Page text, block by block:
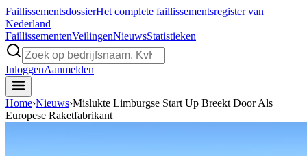
FaillissementsdossierHet complete faillissementsregister van
Nederland
FaillissementenVeilingenNieuwsStatistieken
InloggenAanmelden
Home›Nieuws›Mislukte Limburgse Start Up Breekt Door Als
Europese Raketfabrikant